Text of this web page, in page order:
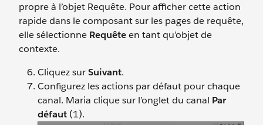
propre à l’objet Requête. Pour afficher cette action
rapide dans le composant sur les pages de requête,
elle sélectionne Requêteen tant qu’objet de
contexte.
Cliquez surSuivant.
Configurez les actions par défaut pour chaque
canal. Maria clique sur l’onglet du canal Par
défaut (1).